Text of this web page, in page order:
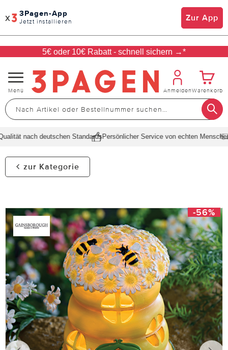
x 3Pagen-App
Jetzt installieren Zur App
5€ oder 10€ Rabatt - schnell sichern →*
Navigation
umschalten
Menü AnmeldenWarenkorb
nach deutschen StandardsPersönlicher Service von echten Menschen
zur Kategorie
-56%